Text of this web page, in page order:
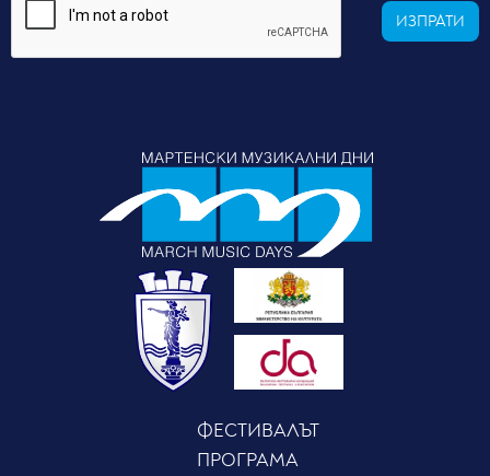
ИЗПРАТИ
ФЕСТИВАЛЪТ
ПРОГРАМА